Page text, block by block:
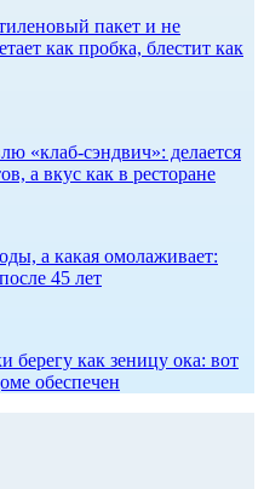
пакет и не
как пробка, блестит как
«клаб-сэндвич»: делается
а вкус как в ресторане
а какая омолаживает:
45 лет
берегу как зеницу ока: вот
обеспечен